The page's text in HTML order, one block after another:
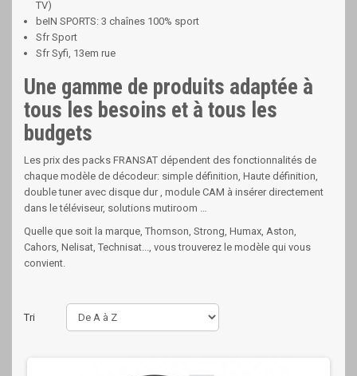
TV)
beIN SPORTS: 3 chaînes 100% sport
Sfr Sport
Sfr Syfi, 13em rue
Une gamme de produits adaptée à
tous les besoins et à tous les
budgets
Les prix des packs FRANSAT dépendent des fonctionnalités de
chaque modèle de décodeur: simple définition, Haute définition,
double tuner avec disque dur , module CAM à insérer directement
dans le téléviseur, solutions mutiroom …
Quelle que soit la marque, Thomson, Strong, Humax, Aston,
Cahors, Nelisat, Technisat..., vous trouverez le modèle qui vous
convient.
Tri